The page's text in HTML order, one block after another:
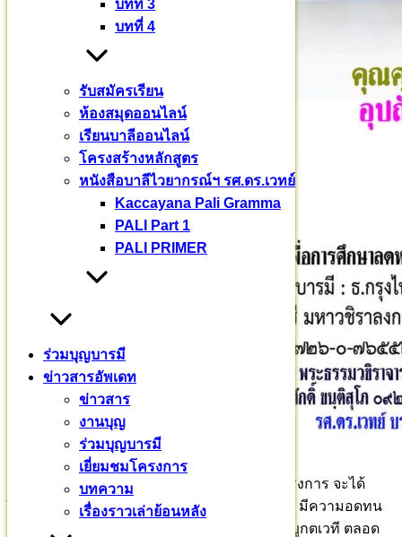
บทที่ 3
บทที่ 4
รับสมัครเรียน
ห้องสมุดออนไลน์
เรียนบาลีออนไลน์
โครงสร้างหลักสูตร
หนังสือบาลีไวยากรณ์ฯ รศ.ดร.เวทย์
Kaccayana Pali Gramma
PALI Part 1
PALI PRIMER
ร่วมบุญบารมี
ข่าวสารอัพเดท
ข่าวสาร
งานบุญ
ร่วมบุญบารมี
เยี่ยมชมโครงการ
บทความ
เรื่องราวเล่าย้อนหลัง
ศากยบุตรสามเณรสีหะ และยุวชนที่เข้าร่วมโครงการ จะได้
ฝึกฝนอบรมตนเอง ให้เป็นผู้มีวินัย มีความเคารพ มีความอดทน
มีอุปนิสัยกิริยามารยาทอันงดงาม มีความกตัญญูกตเวที ตลอด